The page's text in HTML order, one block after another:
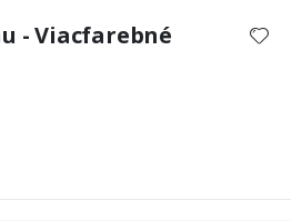
- Viacfarebné